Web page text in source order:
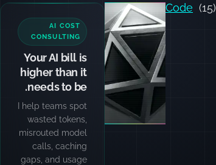
Code (15)
AI COST
CONSULTING
Your AI bill is
higher than it
needs to be.
I help teams spot
wasted tokens,
misrouted model
calls, caching
gaps, and usage